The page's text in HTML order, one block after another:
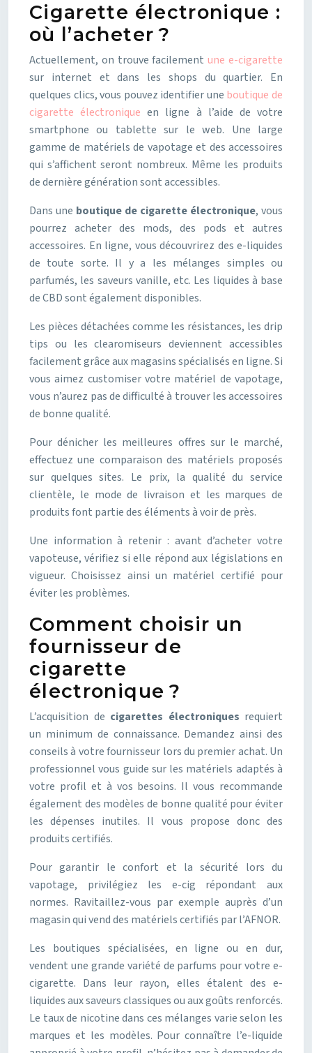
Cigarette électronique :
où l’acheter ?
Actuellement, on trouve facilementune e-cigarette
sur internet et dans les shops du quartier. En
quelques clics, vous pouvez identifier une boutique de
cigarette électronique en ligne à l’aide de votre
smartphone ou tablette sur le web. Une large
gamme de matériels de vapotage et des accessoires
qui s’affichent seront nombreux. Même les produits
de dernière génération sont accessibles.
Dans une boutique de cigarette électronique, vous
pourrez acheter des mods, des pods et autres
accessoires. En ligne, vous découvrirez des e-liquides
de toute sorte. Il y a les mélanges simples ou
parfumés, les saveurs vanille, etc. Les liquides à base
de CBD sont également disponibles.
Les pièces détachées comme les résistances, les drip
tips ou les clearomiseurs deviennent accessibles
facilement grâce aux magasins spécialisés en ligne. Si
vous aimez customiser votre matériel de vapotage,
vous n’aurez pas de difficulté à trouver les accessoires
de bonne qualité.
Pour dénicher les meilleures offres sur le marché,
effectuez une comparaison des matériels proposés
sur quelques sites. Le prix, la qualité du service
clientèle, le mode de livraison et les marques de
produits font partie des éléments à voir de près.
Une information à retenir : avant d’acheter votre
vapoteuse, vérifiez si elle répond aux législations en
vigueur. Choisissez ainsi un matériel certifié pour
éviter les problèmes.
Comment choisir un
fournisseur de
cigarette
électronique ?
L’acquisition de cigarettes électroniques requiert
un minimum de connaissance. Demandez ainsi des
conseils à votre fournisseur lors du premier achat. Un
professionnel vous guide sur les matériels adaptés à
votre profil et à vos besoins. Il vous recommande
également des modèles de bonne qualité pour éviter
les dépenses inutiles. Il vous propose donc des
produits certifiés.
Pour garantir le confort et la sécurité lors du
vapotage, privilégiez les e-cig répondant aux
normes. Ravitaillez-vous par exemple auprès d’un
magasin qui vend des matériels certifiés par l’AFNOR.
Les boutiques spécialisées, en ligne ou en dur,
vendent une grande variété de parfums pour votre e-
cigarette. Dans leur rayon, elles étalent des e-
liquides aux saveurs classiques ou aux goûts renforcés.
Le taux de nicotine dans ces mélanges varie selon les
marques et les modèles. Pour connaître l’e-liquide